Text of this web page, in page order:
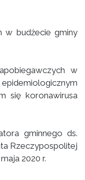
w budżecie gminy
w
się koronawirusa
gminnego ds.
Rzeczypospolitej
2020 r.